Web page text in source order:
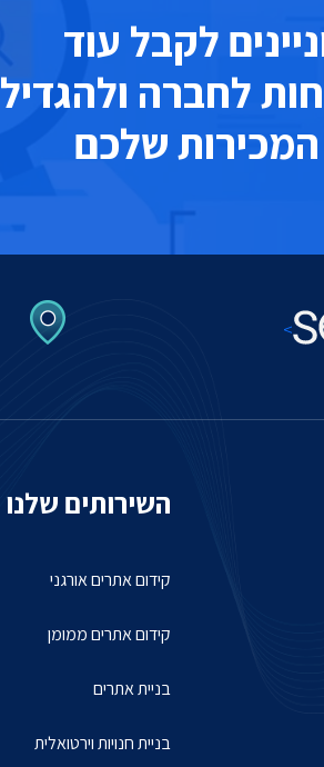
לקבל עוד
לחברה ולהגדיל
שלכם
>
השירותים שלנו
קידום אתרים אורגני
קידום אתרים ממומן
בניית אתרים
בניית חנויות וירטואלית